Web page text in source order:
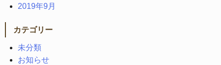
2019年9月
カテゴリー
未分類
お知らせ